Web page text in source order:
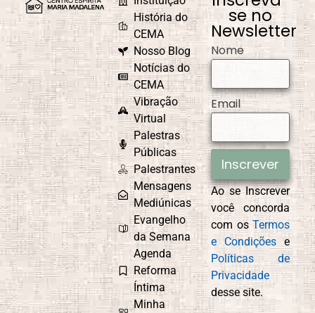
História do
CEMA
Nosso Blog
Notícias do
CEMA
Vibração
Virtual
Palestras
Públicas
Palestrantes
Mensagens
Mediúnicas
Evangelho
da Semana
Agenda
Reforma
Íntima
Minha
se no
Newsletter
Nome
Email
Inscrever
Ao se Inscrever
você concorda
com osTermos
e Condições e
Políticas de
Privacidade
desse site.